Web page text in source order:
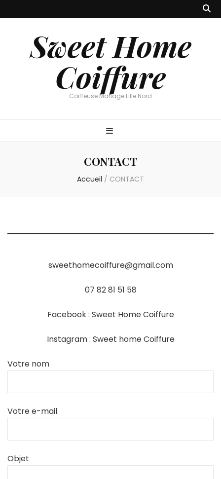
Sweet Home
Coiffure
Coiffeuse Mariage Lille Nord
CONTACT
Accueil / CONTACT
sweethomecoiffure@gmail.com
07 82 81 51 58
Facebook : Sweet Home Coiffure
Instagram : Sweet home Coiffure
Votre nom
Votre e-mail
Objet